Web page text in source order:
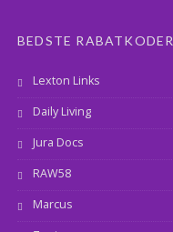
BEDSTE RABATKODER
Lexton Links
Daily Living
Jura Docs
RAW58
Marcus